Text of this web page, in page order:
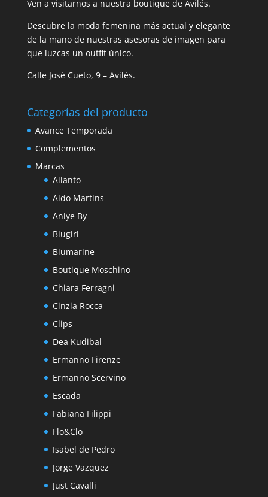
Ven a visitarnos a nuestra boutique de Avilés.
Descubre la moda femenina más actual y elegante
de la mano de nuestras asesoras de imagen para
que luzcas un outfit único.
Calle José Cueto, 9 – Avilés.
Categorías del producto
Avance Temporada
Complementos
Marcas
Ailanto
Aldo Martins
Aniye By
Blugirl
Blumarine
Boutique Moschino
Chiara Ferragni
Cinzia Rocca
Clips
Dea Kudibal
Ermanno Firenze
Ermanno Scervino
Escada
Fabiana Filippi
Flo&Clo
Isabel de Pedro
Jorge Vazquez
Just Cavalli